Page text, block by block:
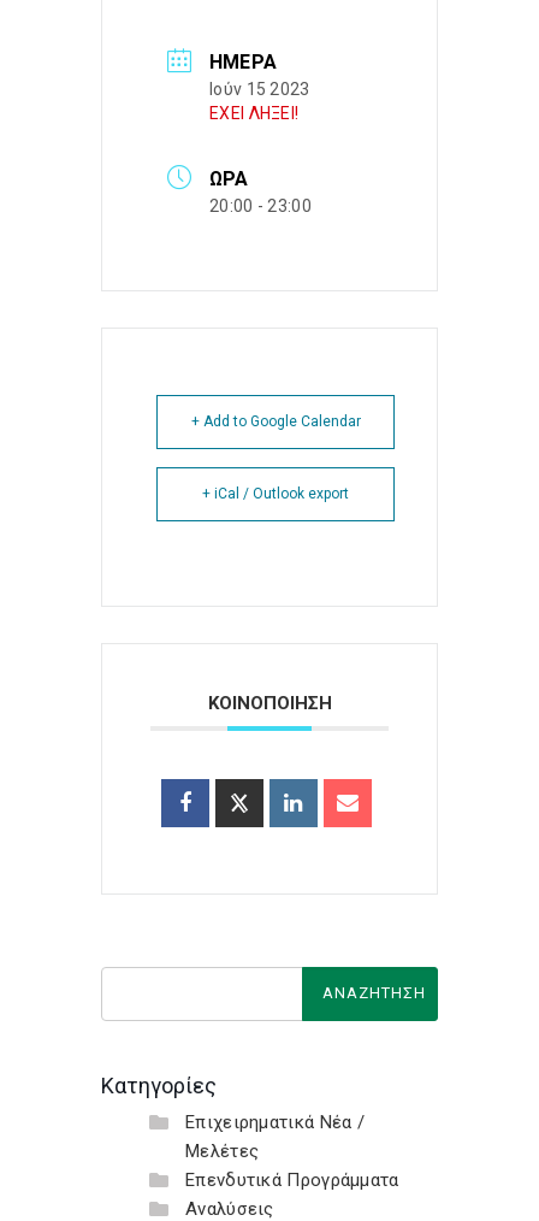
ΗΜΈΡΑ
Ιούν 15 2023
ΕΧΕΙ ΛΗΞΕΙ!
ΏΡΑ
20:00 - 23:00
+ Add to Google Calendar
+ iCal / Outlook export
ΚΟΙΝΟΠΟΙΗΣΗ
Κατηγορίες
Επιχειρηματικά Νέα /
Μελέτες
Επενδυτικά Προγράμματα
Αναλύσεις